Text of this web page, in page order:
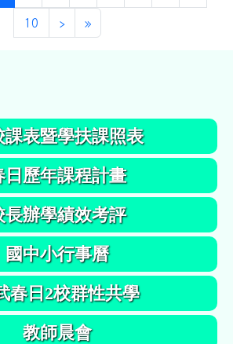
10 ›下一頁
»最後頁
課表暨學扶課照表
日歷年課程計畫
長辦學績效考評
國中小行事曆
春日2校群性共學
教師晨會